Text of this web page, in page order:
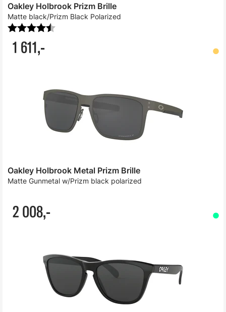
Oakley Holbrook Prizm Brille
Matte black/Prizm Black Polarized
1 611,-
Karakter:
Oakley Holbrook Metal Prizm Brille
Matte Gunmetal w/Prizm black polarized
2 008,-